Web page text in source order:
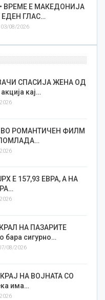
ВРЕМЕ Е МАКЕДОНИЈА
ГЛАС…
03/08/2026
СПАСИЈА ЖЕНА ОД
кај…
ВО РОМАНТИЧЕН ФИЛМ
Е 157,93 ЕВРА, А НА
НА ПАЗАРИТЕ
бара сигурно…
08/2026
НА ВОЈНАТА СО
има…